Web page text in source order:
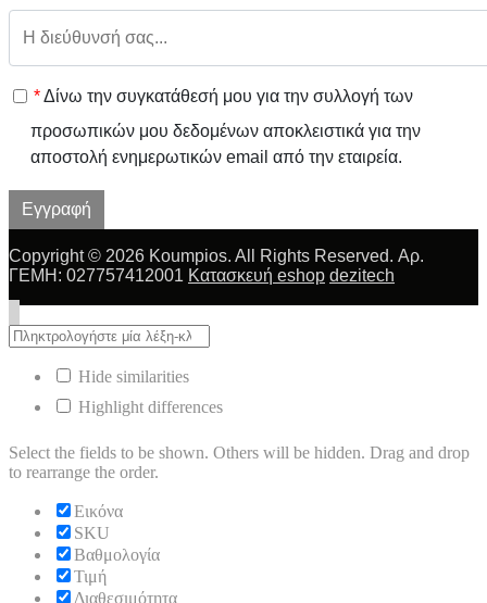
*Δίνω την συγκατάθεσή μου για την συλλογή των
προσωπικών μου δεδομένων αποκλειστικά για την
αποστολή ενημερωτικών email από την εταιρεία.
Εγγραφή
Copyright © 2026 Koumpios. All Rights Reserved. Αρ.
ΓΕΜΗ: 027757412001 Κατασκευή eshop dezitech
Hide similarities
Highlight differences
Select the fields to be shown. Others will be hidden. Drag and drop
to rearrange the order.
Εικόνα
SKU
Βαθμολογία
Τιμή
Διαθεσιμότητα